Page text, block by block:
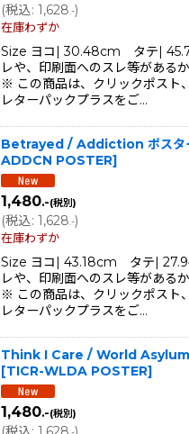
(税込: 1,628.-)
在庫わずか
Size ヨコ| 30.48cm タテ|
レや、印刷面へのスレ等がある
※ この商品は、クリックポスト
レターパックプラスをご…
Betrayed / Addiction ポスタ
ADDCN POSTER]
1,480.-(税別)
(税込: 1,628.-)
在庫わずか
Size ヨコ| 43.18cm タテ|
レや、印刷面へのスレ等がある
※ この商品は、クリックポスト
レターパックプラスをご…
Think I Care / World Asylum
[TICR-WLDA POSTER]
1,480.-(税別)